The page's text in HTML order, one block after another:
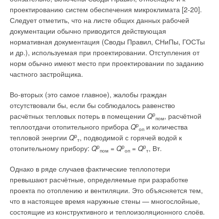
проектированию систем обеспечения микроклимата [2-20].
Следует отметить, что на листе общих данных рабочей
документации обычно приводится действующая
нормативная документация (Своды Правил, СНиПы, ГОСТы
и др.), используемая при проектировании. Отступления от
норм обычно имеют место при проектировании по заданию
частного застройщика.
Во-вторых (это самое главное), жалобы граждан
отсутствовали бы, если бы соблюдалось равенство
расчётных тепловых потерь в помещении Qp
пом, расчётной
теплоотдачи отопительного прибора Qp
оп и количества
тепловой энергии Qp
т, подводимой с горячей водой к
отопительному прибору: Qp
пом = Qp
оп = Qp
т, Вт.
Однако в ряде случаев фактические теплопотери
превышают расчётные, определяемые при разработке
проекта по отоплению и вентиляции. Это объясняется тем,
что в настоящее время наружные стены — многослойные,
состоящие из конструктивного и теплоизоляционного слоёв.
теплоносителя.
К настоящему времени известны наработки по
регулированию систем тепло снабжения с
низкотемпературными па раметрами теплоносителя, а также
не которые исследования, показывающие их преимущество
перед высокотемпера турными [1-3]. Однако данные
сети, спроектированные для новых параметров
теплоносителя.
Сейчас уже очевидно, что характерный для
середины прошлого столетия
высокотемпературный график регулирования
неактуален. В настоящее время возрастает
интерес к применению низкотемпературных
графиков регулирования процесса
теплоснабжения: 105/70, 95/70 и 70/50°С
теплоисточников: крышных, блочных котельных или
индивидуальных котлов при поквартирном отоплении.
В то же время, федеральным законом №190-ФЗ «О
теплоснабжении» [3] предусматривается приоритетное
использование теплофикации, то есть комбинированной
выработки электрической и тепловой энергии для
децентрализованные системы теплоснабжения не обладают
термодинамическими преимуществами теплофикационных
систем, их экономическая привлекательность сегодня выше,
чем централизованных от ТЭЦ [2].
В то же время обеспечение заданного уровня надёжности и
потребителей является одним из основных требований,
которые предъявляются при выборе и проектировании
теплофикационных систем согласно федеральному закону
№190-ФЗ «О теплоснабжении» [3] и СНиП 41-02-2003
«Тепловые сети» [4]. Нормативный уровень надёжности